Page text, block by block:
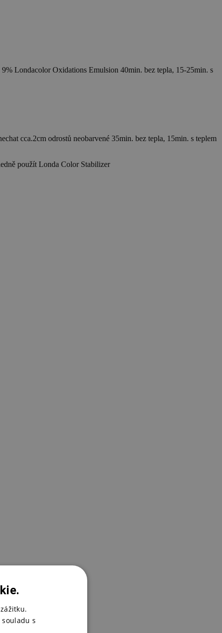
Londacolor Oxidations Emulsion 40min. bez tepla, 15-25min. s
cca.2cm odrostů neobarvené 35min. bez tepla, 15min. s teplem
použít Londa Color Stabilizer
s